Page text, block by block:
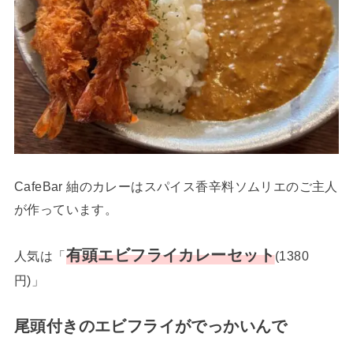
CafeBar 紬のカレーはスパイス香辛料ソムリエのご主人
が作っています。
人気は「有頭エビフライカレーセット(1380
円)」
尾頭付きのエビフライがでっかいんで